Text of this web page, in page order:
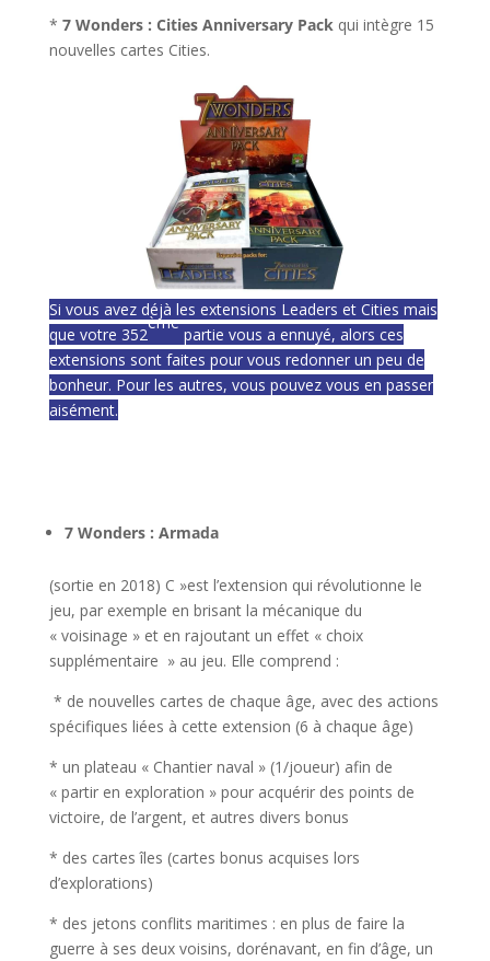
* 7 Wonders : Cities Anniversary Packqui intègre 15
nouvelles cartes Cities.
Si vous avez déjà les extensions Leaders et Cities mais
que votre 352
ème
partie vous a ennuyé, alors ces
extensions sont faites pour vous redonner un peu de
bonheur. Pour les autres, vous pouvez vous en passer
aisément.
7 Wonders : Armada
(sortie en 2018) C »est l’extension qui révolutionne le
jeu, par exemple en brisant la mécanique du
« voisinage » et en rajoutant un effet « choix
supplémentaire » au jeu. Elle comprend :
* de nouvelles cartes de chaque âge, avec des actions
spécifiques liées à cette extension (6 à chaque âge)
* un plateau « Chantier naval » (1/joueur) afin de
« partir en exploration » pour acquérir des points de
victoire, de l’argent, et autres divers bonus
* des cartes îles (cartes bonus acquises lors
d’explorations)
* des jetons conflits maritimes : en plus de faire la
guerre à ses deux voisins, dorénavant, en fin d’âge, un